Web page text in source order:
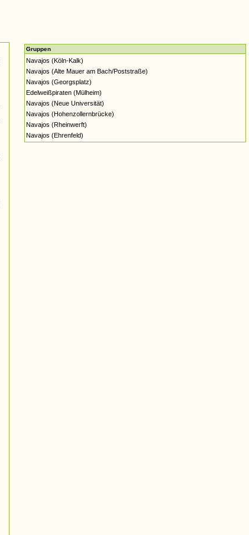
Gruppen
Navajos (Köln-Kalk)
Navajos (Alte Mauer am Bach/Poststraße)
Navajos (Georgsplatz)
Edelweißpiraten (Mülheim)
Navajos (Neue Universität)
Navajos (Hohenzollernbrücke)
Navajos (Rheinwerft)
Navajos (Ehrenfeld)